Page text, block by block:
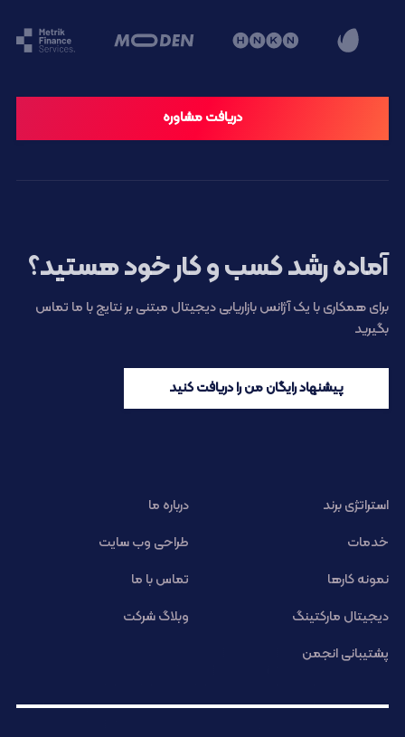
دریافت مشاوره
آماده رشد کسب و کار خود هستید؟
برای همکاری با یک آژانس بازاریابی دیجیتال مبتنی بر نتایج با ما تماس
بگیرید
پیشنهاد رایگان من را دریافت کنید
استراتژی برند
درباره ما
خدمات
طراحی وب سایت
نمونه کارها
تماس با ما
دیجیتال مارکتینگ
وبلاگ شرکت
پشتیبانی انجمن